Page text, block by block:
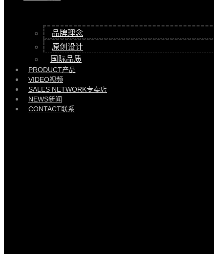
品牌理念
原创设计
国际品质
PRODUCT产品
VIDEO视频
SALES NETWORK专卖店
NEWS新闻
CONTACT联系